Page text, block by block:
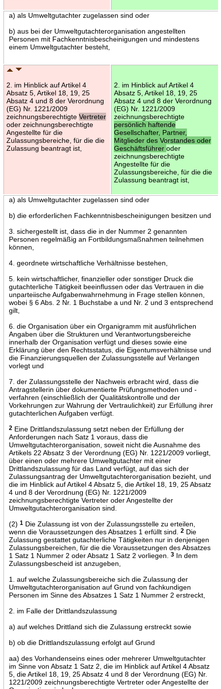
a) als Umweltgutachter zugelassen sind oder
b) aus bei der Umweltgutachterorganisation angestellten
Personen mit Fachkenntnisbescheinigungen und mindestens
einem Umweltgutachter besteht,
2. im Hinblick auf Artikel 4
Absatz 5, Artikel 18, 19, 25
Absatz 4 und 8 der Verordnung
(EG) Nr. 1221/2009
zeichnungsberechtigte Vertreter
oder zeichnungsberechtigte
Angestellte für die
Zulassungsbereiche, für die die
Zulassung beantragt ist,
2. im Hinblick auf Artikel 4
Absatz 5, Artikel 18, 19, 25
Absatz 4 und 8 der Verordnung
(EG) Nr. 1221/2009
zeichnungsberechtigte
persönlich haftende
Gesellschafter, Partner,
Mitglieder des Vorstandes oder
Geschäftsführer oder
zeichnungsberechtigte
Angestellte für die
Zulassungsbereiche, für die die
Zulassung beantragt ist,
a) als Umweltgutachter zugelassen sind oder
b) die erforderlichen Fachkenntnisbescheinigungen besitzen und
3. sichergestellt ist, dass die in der Nummer 2 genannten
Personen regelmäßig an Fortbildungsmaßnahmen teilnehmen
können,
4. geordnete wirtschaftliche Verhältnisse bestehen,
5. kein wirtschaftlicher, finanzieller oder sonstiger Druck die
gutachterliche Tätigkeit beeinflussen oder das Vertrauen in die
unparteiische Aufgabenwahrnehmung in Frage stellen können,
wobei § 6 Abs. 2 Nr. 1 Buchstabe a und Nr. 2 und 3 entsprechend
gilt,
6. die Organisation über ein Organigramm mit ausführlichen
Angaben über die Strukturen und Verantwortungsbereiche
innerhalb der Organisation verfügt und dieses sowie eine
Erklärung über den Rechtsstatus, die Eigentumsverhältnisse und
die Finanzierungsquellen der Zulassungsstelle auf Verlangen
vorlegt und
7. der Zulassungsstelle der Nachweis erbracht wird, dass die
Antragstellerin über dokumentierte Prüfungsmethoden und -
verfahren (einschließlich der Qualitätskontrolle und der
Vorkehrungen zur Wahrung der Vertraulichkeit) zur Erfüllung ihrer
gutachterlichen Aufgaben verfügt.
2Eine Drittlandszulassung setzt neben der Erfüllung der
Anforderungen nach Satz 1 voraus, dass die
Umweltgutachterorganisation, soweit nicht die Ausnahme des
Artikels 22 Absatz 3 der Verordnung (EG) Nr. 1221/2009 vorliegt,
über einen oder mehrere Umweltgutachter mit einer
Drittlandszulassung für das Land verfügt, auf das sich der
Zulassungsantrag der Umweltgutachterorganisation bezieht, und
die im Hinblick auf Artikel 4 Absatz 5, die Artikel 18, 19, 25 Absatz
4 und 8 der Verordnung (EG) Nr. 1221/2009
zeichnungsberechtigte Vertreter oder Angestellte der
Umweltgutachterorganisation sind.
(2) 1Die Zulassung ist von der Zulassungsstelle zu erteilen,
wenn die Voraussetzungen des Absatzes 1 erfüllt sind.
2Die
Zulassung gestattet gutachterliche Tätigkeiten nur in denjenigen
Zulassungsbereichen, für die die Voraussetzungen des Absatzes
1 Satz 1 Nummer 2 oder Absatz 1 Satz 2 vorliegen.
3In dem
Zulassungsbescheid ist anzugeben,
1. auf welche Zulassungsbereiche sich die Zulassung der
Umweltgutachterorganisation auf Grund von fachkundigen
Personen im Sinne des Absatzes 1 Satz 1 Nummer 2 erstreckt,
2. im Falle der Drittlandszulassung
a) auf welches Drittland sich die Zulassung erstreckt sowie
b) ob die Drittlandszulassung erfolgt auf Grund
aa) des Vorhandenseins eines oder mehrerer Umweltgutachter
im Sinne von Absatz 1 Satz 2, die im Hinblick auf Artikel 4 Absatz
5, die Artikel 18, 19, 25 Absatz 4 und 8 der Verordnung (EG) Nr.
1221/2009 zeichnungsberechtigte Vertreter oder Angestellte der